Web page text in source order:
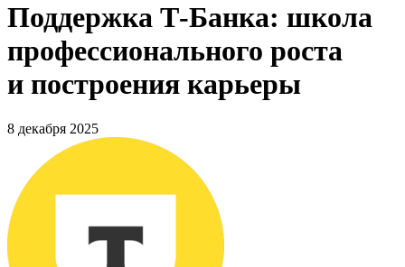
Поддержка Т-Банка: школа
профессионального роста
и построения карьеры
8 декабря 2025